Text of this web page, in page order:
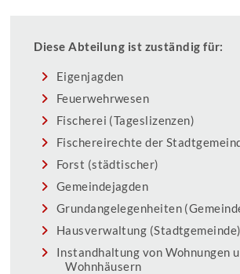
Diese Abteilung ist zuständig für:
Eigenjagden
Feuerwehrwesen
Fischerei (Tageslizenzen)
Fischereirechte der
Forst (städtischer)
Gemeindejagden
Grundangelegenheiten
Hausverwaltung (Stadtgemeinde)
Instandhaltung von Wohnungen
Wohnhäusern